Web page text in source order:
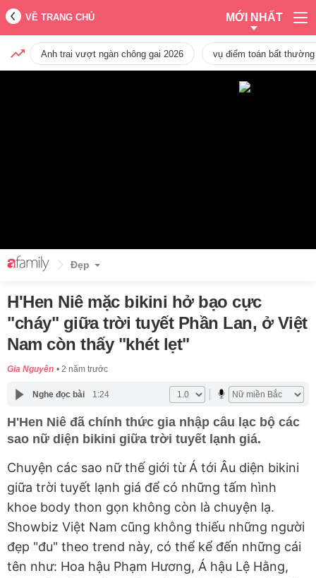
VỀ TRANG CHỦ MỚI NHẤT
Anh trai vượt ngàn chông gai 2026 vụ điểm toán bất
Đẹp
H'Hen Niê mặc bikini hở bạo cực
"cháy" giữa trời tuyết Phần Lan, ở Việt
Nam còn thấy "khét lẹt"
Gia Nguyên 2 năm trước
Nghe đọc bài 1:24
H'Hen Niê đã chính thức gia nhập câu lạc bộ các
sao nữ diện bikini giữa trời tuyết lạnh giá.
Chuyện các sao nữ thế giới từ Á tới Âu diện bikini
giữa trời tuyết lạnh giá để có những tấm hình
khoe body thon gọn không còn là chuyện lạ.
Showbiz Việt Nam cũng không thiếu những người
đẹp "đu" theo trend này, có thể kể đến những cái
tên như: Hoa hậu Phạm Hương, Á hậu Lệ Hằng,